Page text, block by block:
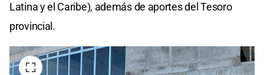
Latina y el Caribe), además de aportes del Tesoro
provincial.